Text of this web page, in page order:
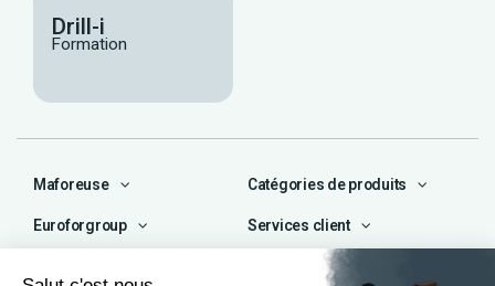
Drill-i
Formation
Maforeuse Catégories de produits
Euroforgroup Services client